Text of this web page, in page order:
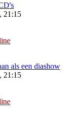
21:15
als een diashow
21:15